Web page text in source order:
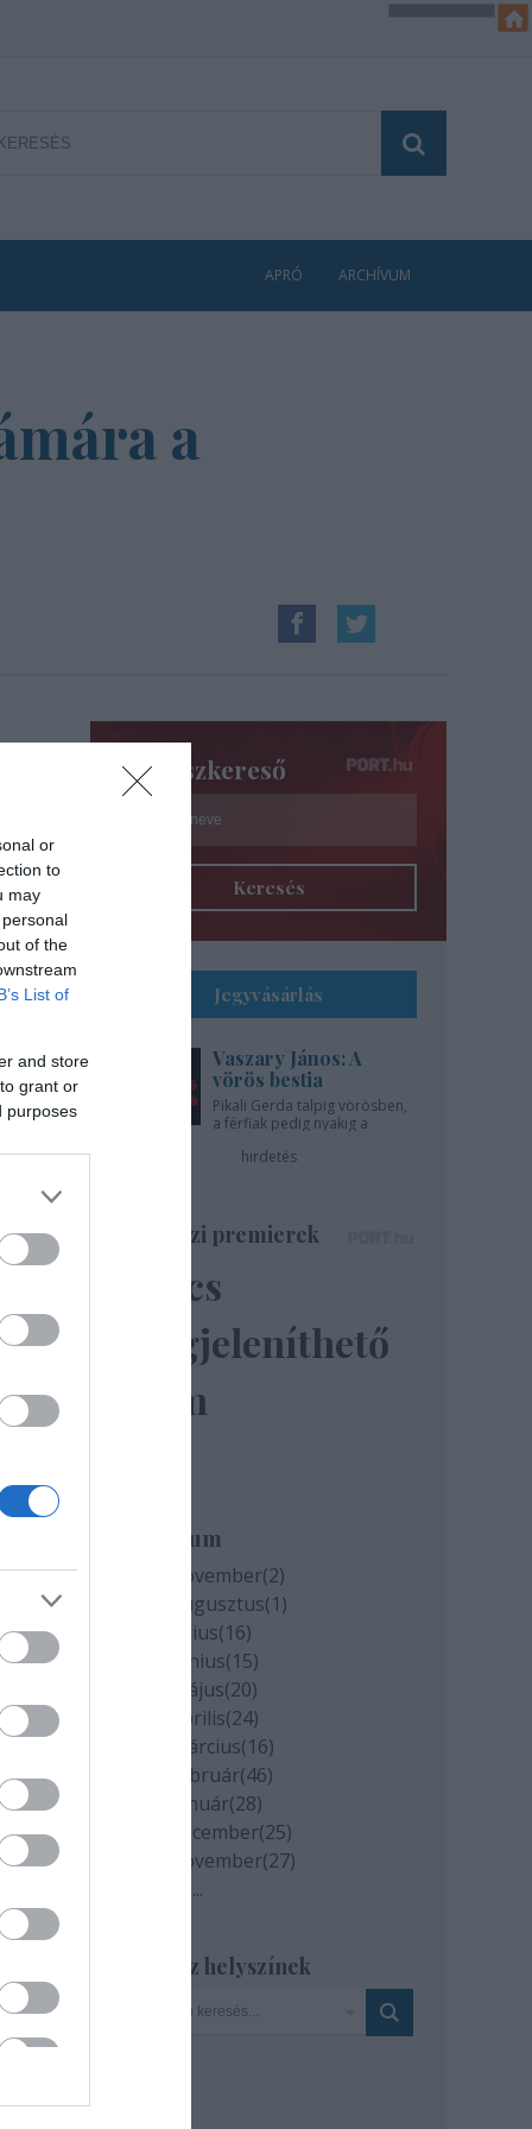
or
to
may
of the
List of
and store
grant or
purposes
APRÓ ARCHÍVUM
a
Színészkereső
Keresés
Jegyvásárlás
Vaszary János: A
vörös bestia
Pikali Gerda talpig vörösben,
a férfiak pedig nyakig a
hirdetés
Színházi premierek
Nincs
megjeleníthető
elem
Archívum
2020 november(2)
2020 augusztus(1)
2020 július(16)
2020 június(15)
2020 május(20)
2020 április(24)
2020 március(16)
2020 február(46)
2020 január(28)
2019 december(25)
2019 november(27)
...
Szinház helyszínek